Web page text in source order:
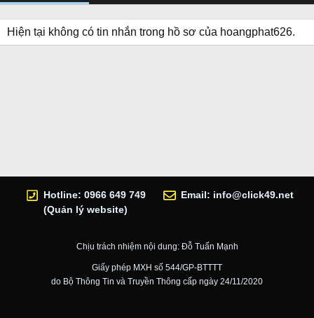
Hiện tại không có tin nhắn trong hồ sơ của hoangphat626.
Hotline: 0966 649 749
(Quản lý website)
Email: info@click49.net
Chịu trách nhiệm nội dung: Đỗ Tuấn Mạnh
Giấy phép MXH số 544/GP-BTTTT
do Bộ Thông Tin và Truyền Thông cấp ngày 24/11/2020